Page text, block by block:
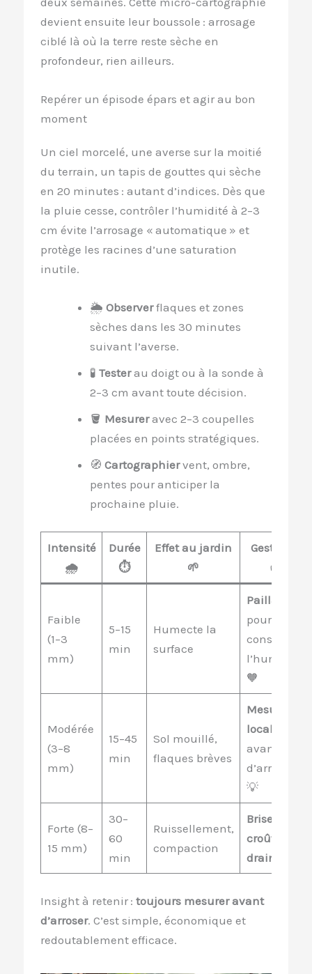
devient ensuite leur boussole : arrosage
ciblé là où la terre reste sèche en
profondeur, rien ailleurs.
Repérer un épisode épars et agir au bon
moment
Un ciel morcelé, une averse sur la moitié
du terrain, un tapis de gouttes qui sèche
en 20 minutes : autant d’indices. Dès que
la pluie cesse, contrôler l’humidité à 2–3
cm évite l’arrosage « automatique » et
protège les racines d’une saturation
inutile.
🌦️ Observerflaques et zones
sèches dans les 30 minutes
suivant l’averse.
🧪 Testerau doigt ou à la sonde à
2–3 cm avant toute décision.
🪣 Mesureravec 2–3 coupelles
placées en points stratégiques.
🧭 Cartographiervent, ombre,
pentes pour anticiper la
prochaine pluie.
Intensité
🌧️
Durée
⏱️
Effet au jardin
🌱
Geste clé
✅
Faible
(1–3
mm)
5–15
min
Humecte la
surface
Paillage
pour
conserver
l’humidité
🧡
Modérée
(3–8
mm)
15–45
min
Sol mouillé,
flaques brèves
Mesure
locale
avant
d’arroser
💡
Forte (8–
15 mm)
30–
60
min
Ruissellement,
compaction
Briser la
croûte
drainer
Insight à retenir : toujours mesurer avant
d’arroser. C’est simple, économique et
redoutablement efficace.